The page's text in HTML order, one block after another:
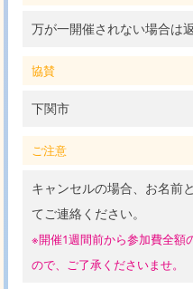
万が一開催されない場合は
協賛
下関市
ご注意
キャンセルの場合、お名前
てご連絡ください。
※開催1週間前から参加費全額
ので、ご了承くださいませ。